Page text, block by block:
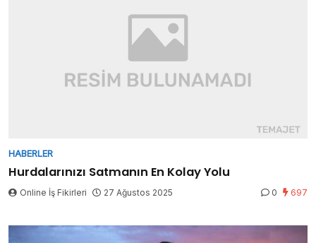
HABERLER
Hurdalarınızı Satmanın En Kolay Yolu
Online İş Fikirleri 27 Ağustos 2025 0 697